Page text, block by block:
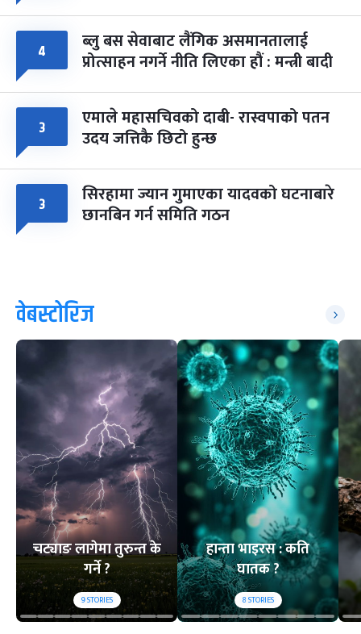
४ ब्लु बस सेवाबाट लैंगिक असमानतालाई
प्रोत्साहन नगर्ने नीति लिएका हौं : मन्त्री बादी
३ एमाले महासचिवको दाबी- रास्वपाको पतन
उदय जत्तिकै छिटो हुन्छ
३ सिरहामा ज्यान गुमाएका यादवको घटनाबारे
छानबिन गर्न समिति गठन
वेबस्टोरिज
चट्याङ लागेमा तुरुन्त के
गर्ने ?
9STORIES
हान्ता भाइरस : कति
घातक ?
8STORIES